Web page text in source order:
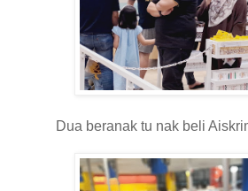
Dua beranak tu nak beli